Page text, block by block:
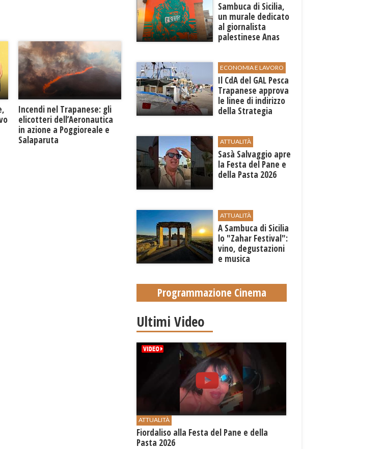
Incendi nel Trapanese: gli
elicotteri dell’Aeronautica
in azione a Poggioreale e
Salaparuta
Sambuca di Sicilia,
un murale dedicato
al giornalista
palestinese Anas
ECONOMIA E LAVORO
Il CdA del GAL Pesca
Trapanese approva
le linee di indirizzo
della Strategia
ATTUALITÀ
Sasà Salvaggio apre
la Festa del Pane e
della Pasta 2026
ATTUALITÀ
A Sambuca di Sicilia
lo "Zahar Festival":
vino, degustazioni
e musica
Programmazione Cinema
Ultimi Video
ATTUALITÀ
Fiordaliso alla Festa del Pane e della
Pasta 2026